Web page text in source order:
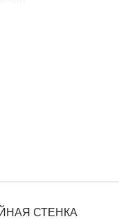
СТЕНКА